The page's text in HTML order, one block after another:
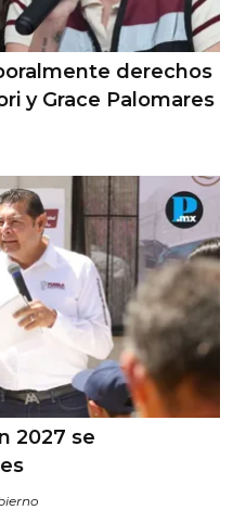
derechos
y Grace Palomares
2027 se